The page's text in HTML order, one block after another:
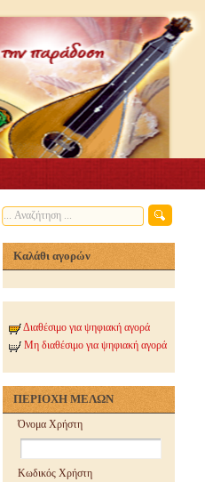
Καλάθι αγορών
Διαθέσιμο για ψηφιακή αγορά
Μη διαθέσιμο για ψηφιακή αγορά
ΠΕΡΙΟΧΗ ΜΕΛΩΝ
Όνομα Χρήστη
Κωδικός Χρήστη